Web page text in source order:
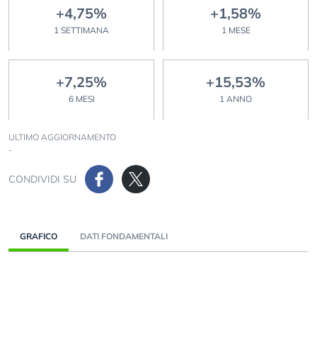
+4,75%
1 SETTIMANA
+1,58%
1 MESE
+7,25%
6 MESI
+15,53%
1 ANNO
ULTIMO AGGIORNAMENTO
-
CONDIVIDI SU
GRAFICO DATI FONDAMENTALI